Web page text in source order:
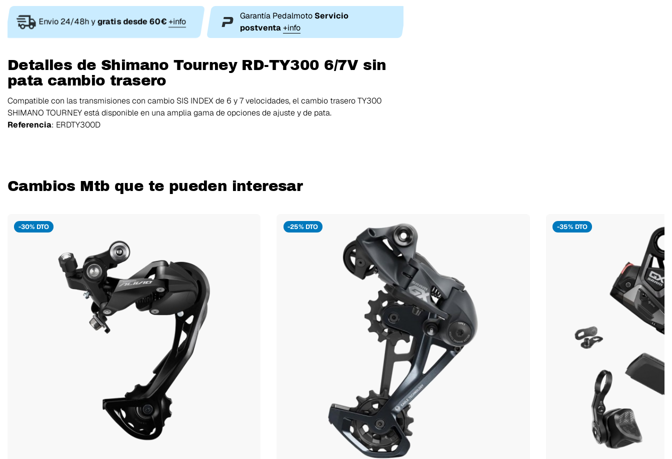
Envio 24/48h ygratis desde 60€ +info
Garantía Pedalmoto Servicio
postventa +info
Detalles de Shimano Tourney RD-TY300 6/7V sin
pata cambio trasero
Compatible con las transmisiones con cambio SIS INDEX de 6 y 7 velocidades, el cambio trasero TY300
SHIMANO TOURNEY está disponible en una amplia gama de opciones de ajuste y de pata.
Referencia: ERDTY300D
Cambios Mtb que te pueden interesar
-30% DTO -25% DTO -35% DTO